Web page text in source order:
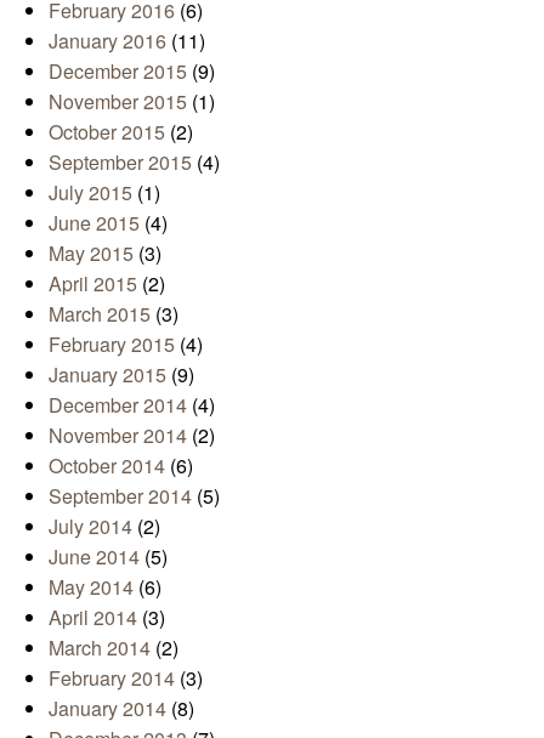
February 2016 (6)
January 2016 (11)
December 2015 (9)
November 2015 (1)
October 2015 (2)
September 2015 (4)
July 2015 (1)
June 2015 (4)
May 2015 (3)
April 2015 (2)
March 2015 (3)
February 2015 (4)
January 2015 (9)
December 2014 (4)
November 2014 (2)
October 2014 (6)
September 2014 (5)
July 2014 (2)
June 2014 (5)
May 2014 (6)
April 2014 (3)
March 2014 (2)
February 2014 (3)
January 2014 (8)